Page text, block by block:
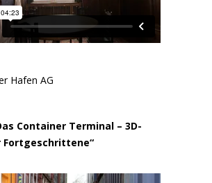
Hafen AG
Container Terminal – 3D-